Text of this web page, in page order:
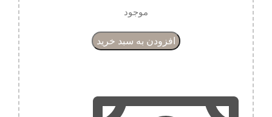
موجود
افزودن به سبد خرید